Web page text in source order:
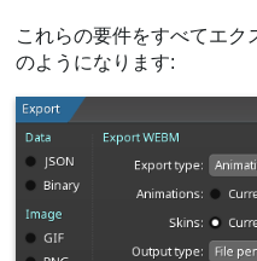
これらの要件をすべてエク
のようになります: